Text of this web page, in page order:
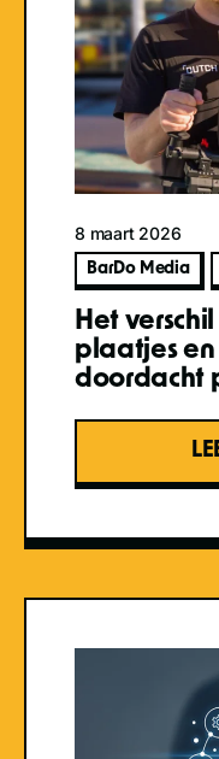
8 maart 2026
BarDo Media
Het
plaatjes
doordacht